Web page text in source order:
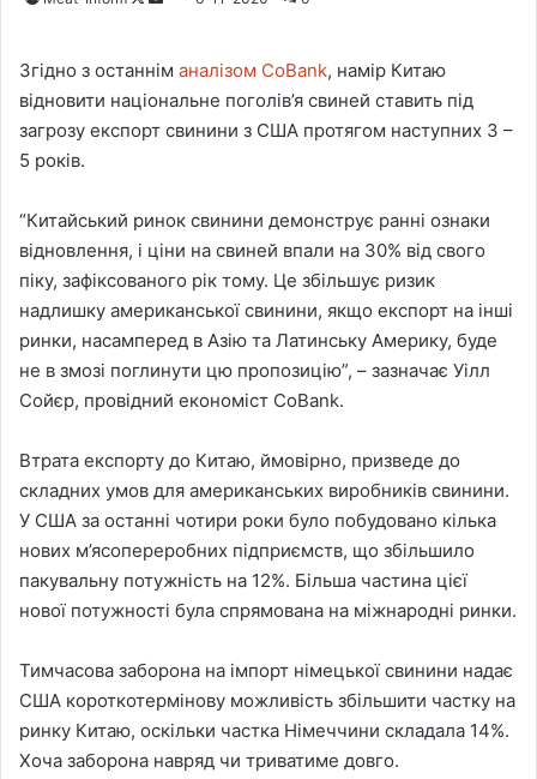
o
w
X
n
a
i
l
Згідно з останнім аналізом CoBank, намір Китаю
відновити національне поголів’я свиней ставить під
загрозу експорт свинини з США протягом наступних 3 –
5 років.
“Китайський ринок свинини демонструє ранні ознаки
відновлення, і ціни на свиней впали на 30% від свого
піку, зафіксованого рік тому. Це збільшує ризик
надлишку американської свинини, якщо експорт на інші
ринки, насамперед в Азію та Латинську Америку, буде
не в змозі поглинути цю пропозицію”, – зазначає Уілл
Сойєр, провідний економіст CoBank.
Втрата експорту до Китаю, ймовірно, призведе до
складних умов для американських виробників свинини.
У США за останні чотири роки було побудовано кілька
нових м’ясопереробних підприємств, що збільшило
пакувальну потужність на 12%. Більша частина цієї
нової потужності була спрямована на міжнародні ринки.
Тимчасова заборона на імпорт німецької свинини надає
США короткотермінову можливість збільшити частку на
ринку Китаю, оскільки частка Німеччини складала 14%.
Хоча заборона навряд чи триватиме довго.